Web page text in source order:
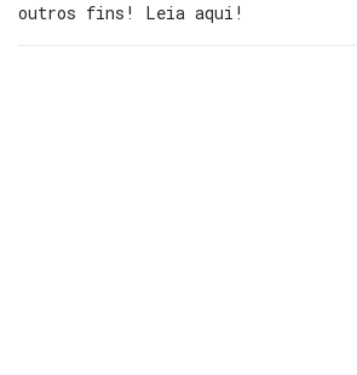
outros fins! Leia aqui!